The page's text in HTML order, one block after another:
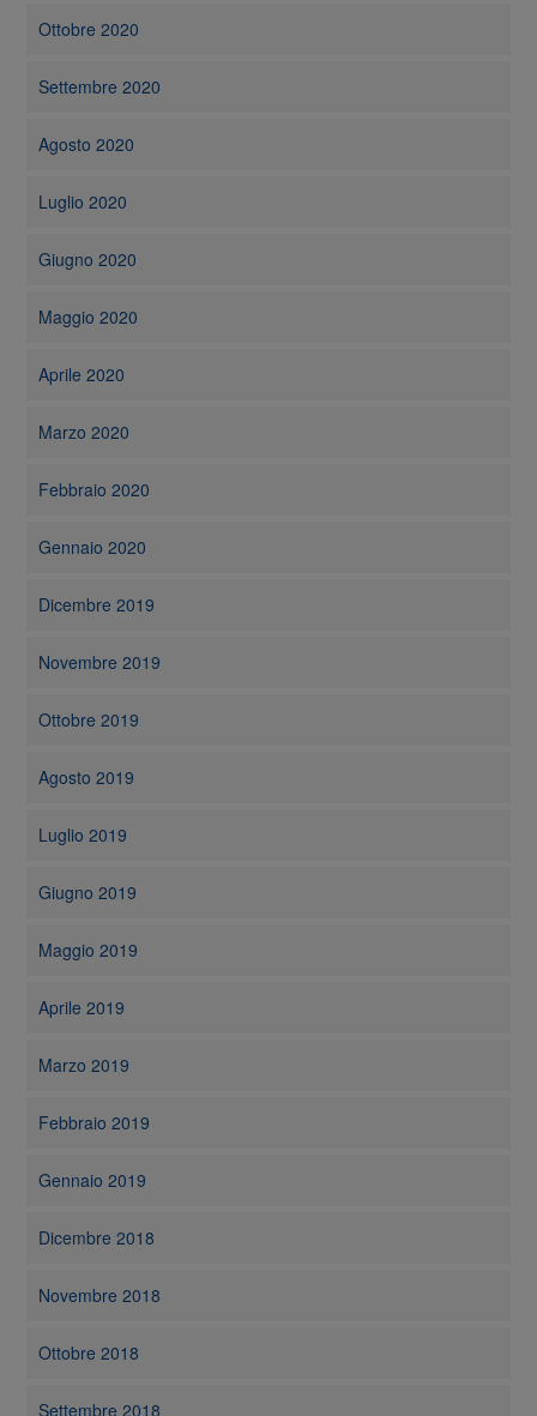
Ottobre 2020
Settembre 2020
Agosto 2020
Luglio 2020
Giugno 2020
Maggio 2020
Aprile 2020
Marzo 2020
Febbraio 2020
Gennaio 2020
Dicembre 2019
Novembre 2019
Ottobre 2019
Agosto 2019
Luglio 2019
Giugno 2019
Maggio 2019
Aprile 2019
Marzo 2019
Febbraio 2019
Gennaio 2019
Dicembre 2018
Novembre 2018
Ottobre 2018
Settembre 2018